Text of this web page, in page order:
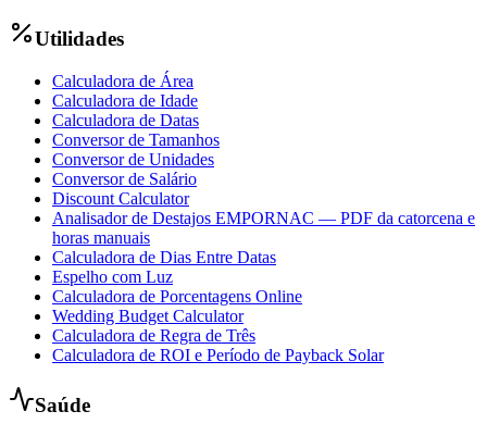
Utilidades
Calculadora de Área
Calculadora de Idade
Calculadora de Datas
Conversor de Tamanhos
Conversor de Unidades
Conversor de Salário
Discount Calculator
Analisador de Destajos EMPORNAC — PDF da catorcena e
horas manuais
Calculadora de Dias Entre Datas
Espelho com Luz
Calculadora de Porcentagens Online
Wedding Budget Calculator
Calculadora de Regra de Três
Calculadora de ROI e Período de Payback Solar
Saúde